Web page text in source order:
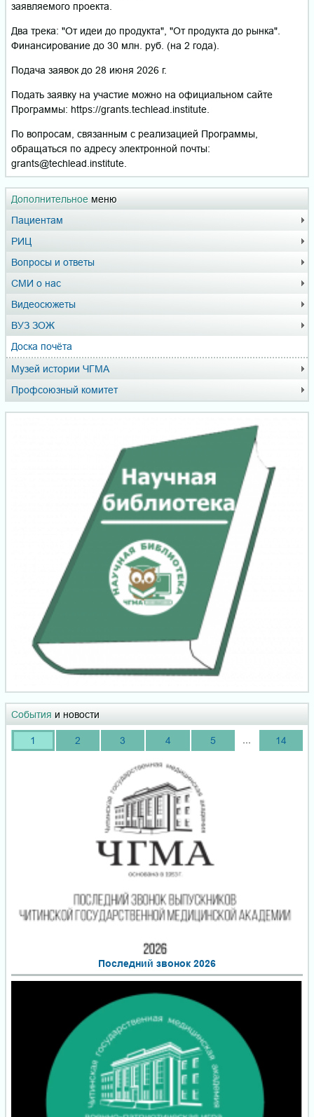
Дополнительное меню
Пациентам
РИЦ
Вопросы и ответы
СМИ о нас
Видеосюжеты
ВУЗ ЗОЖ
Доска почёта
Музей истории ЧГМА
Профсоюзный комитет
События и новости
1 2 3 4 5 14
Последний звонок 2026
заявляемого проекта.
Два трека: "От идеи до продукта", "От продукта до рынка".
Финансирование до 30 млн. руб. (на 2 года).
Подача заявок до 28 июня 2026 г.
Подать заявку на участие можно на официальном сайте
Программы: https://grants.techlead.institute.
По вопросам, связанным с реализацией Программы,
обращаться по адресу электронной почты:
grants@techlead.institute.